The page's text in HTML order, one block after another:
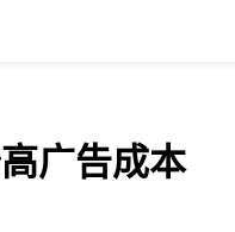
广告成本